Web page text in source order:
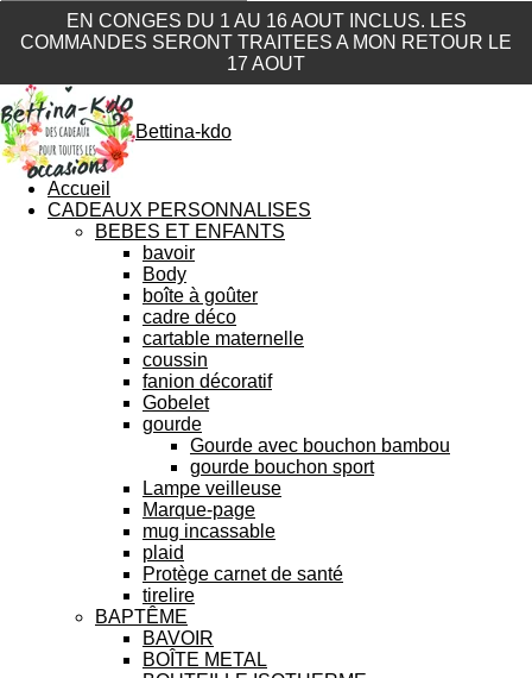
EN CONGES DU 1 AU 16 AOUT INCLUS. LES
COMMANDES SERONT TRAITEES A MON RETOUR LE
17 AOUT
Bettina-kdo
Accueil
CADEAUX PERSONNALISES
BEBES ET ENFANTS
bavoir
Body
boîte à goûter
cadre déco
cartable maternelle
coussin
fanion décoratif
Gobelet
gourde
Gourde avec bouchon bambou
gourde bouchon sport
Lampe veilleuse
Marque-page
mug incassable
plaid
Protège carnet de santé
tirelire
BAPTÊME
BAVOIR
BOÎTE METAL